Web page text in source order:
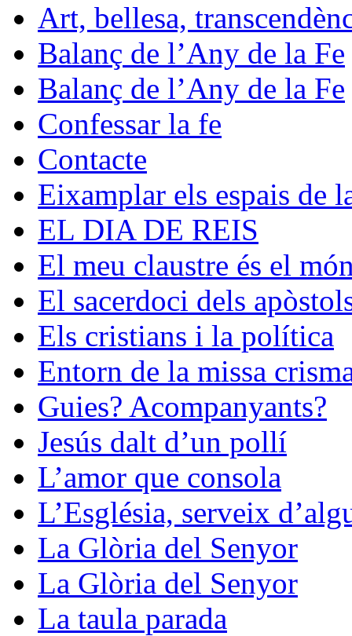
Art, bellesa,
Balanç de l’Any de la Fe
Balanç de l’Any de la Fe
Confessar la fe
Contacte
Eixamplar els espais de
EL DIA DE REIS
El meu claustre és el
El sacerdoci dels
Els cristians i la política
Entorn de la missa
Guies? Acompanyants?
Jesús dalt d’un pollí
L’amor que consola
L’Església, serveix
La Glòria del Senyor
La Glòria del Senyor
La taula parada